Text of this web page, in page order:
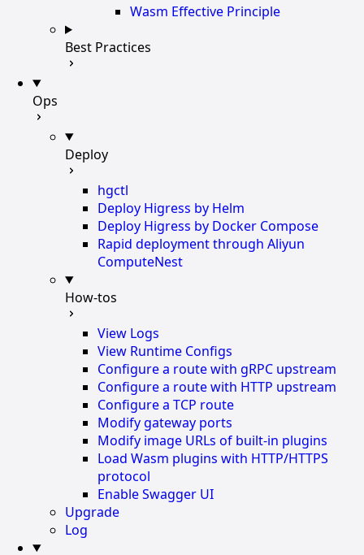
Wasm Effective Principle
Best Practices
Ops
Deploy
hgctl
Deploy Higress by Helm
Deploy Higress by Docker Compose
Rapid deployment through Aliyun
ComputeNest
How-tos
View Logs
View Runtime Configs
Configure a route with gRPC upstream
Configure a route with HTTP upstream
Configure a TCP route
Modify gateway ports
Modify image URLs of built-in plugins
Load Wasm plugins with HTTP/HTTPS
protocol
Enable Swagger UI
Upgrade
Log